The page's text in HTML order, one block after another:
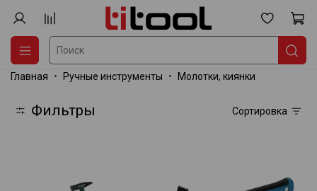
Главная Ручные инструменты Молотки, киянки
Фильтры Сортировка